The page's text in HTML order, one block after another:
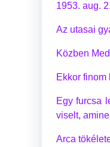
1953. aug.
Az utasai
Közben
Ekkor finom
Egy furcsa
viselt,
Arca